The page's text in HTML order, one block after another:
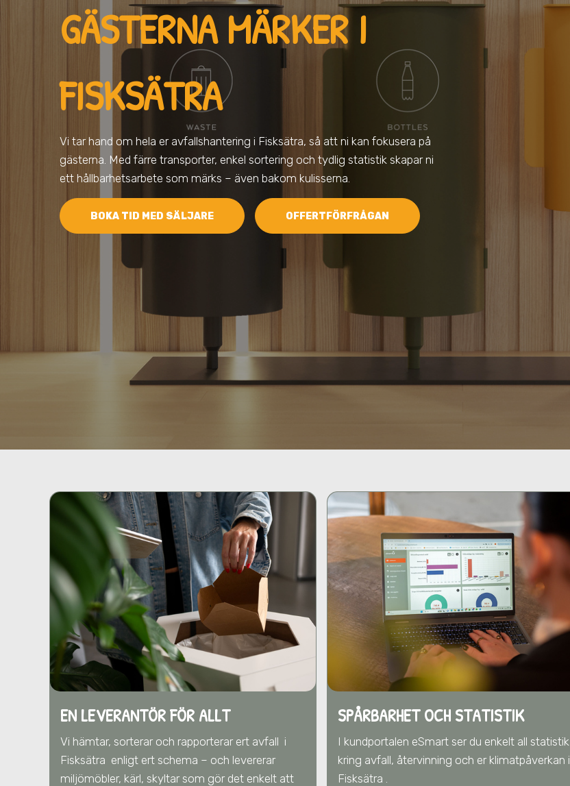
GÄSTERNA MÄRKER I
FISKSÄTRA
Vi tar hand om hela er avfallshantering i Fisksätra, så att ni kan fokusera på
gästerna. Med färre transporter, enkel sortering och tydlig statistik skapar ni
ett hållbarhetsarbete som märks – även bakom kulisserna.
BOKA TID MED SÄLJARE OFFERTFÖRFRÅGAN
EN LEVERANTÖR FÖR ALLT
Vi hämtar, sorterar och rapporterar ert avfall i
Fisksätra enligt ert schema – och levererar
miljömöbler, kärl, skyltar som gör det enkelt att
SPÅRBARHET OCH STATISTIK
I kundportalen eSmart ser du enkelt all statistik
kring avfall, återvinning och er klimatpåverkan i
Fisksätra .